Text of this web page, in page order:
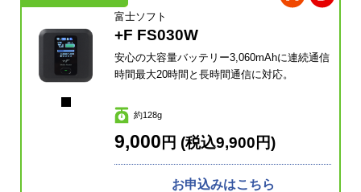
富士ソフト
+F FS030W
安心の大容量バッテリー3,060mAhに連続通信
時間最大20時間と長時間通信に対応。
約128g
9,000 円 (税込9,900円)
お申込みはこちら